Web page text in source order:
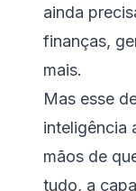
ainda
finanças,
mais.
Mas esse
inteligência
mãos de
tudo, a